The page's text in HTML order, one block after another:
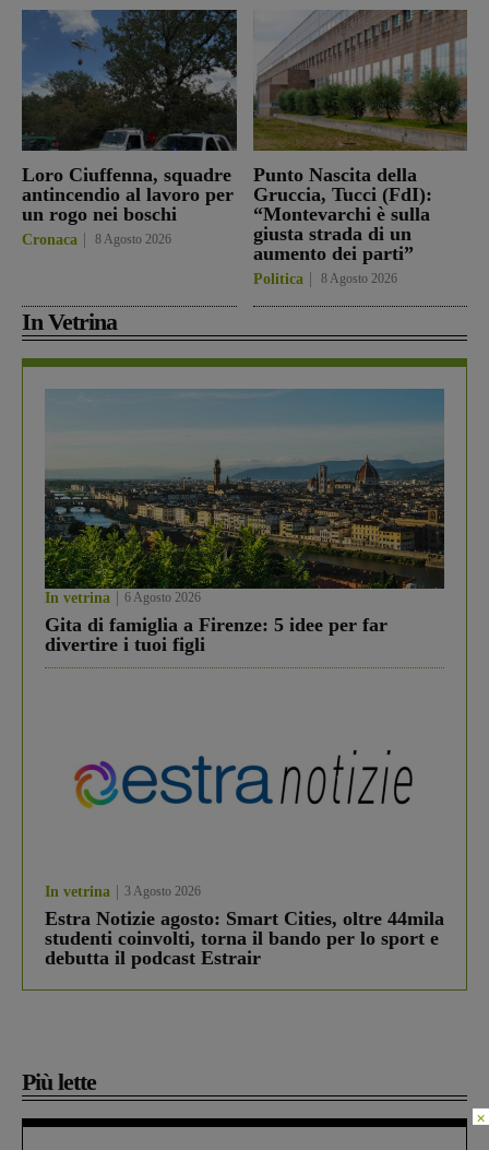
Loro Ciuffenna, squadre
antincendio al lavoro per
un rogo nei boschi
Cronaca 8 Agosto 2026
Punto Nascita della
Gruccia, Tucci (FdI):
“Montevarchi è sulla
giusta strada di un
aumento dei parti”
Politica 8 Agosto 2026
In Vetrina
In vetrina 6 Agosto 2026
Gita di famiglia a Firenze: 5 idee per far
divertire i tuoi figli
In vetrina 3 Agosto 2026
Estra Notizie agosto: Smart Cities, oltre 44mila
studenti coinvolti, torna il bando per lo sport e
debutta il podcast Estrair
Più lette
×